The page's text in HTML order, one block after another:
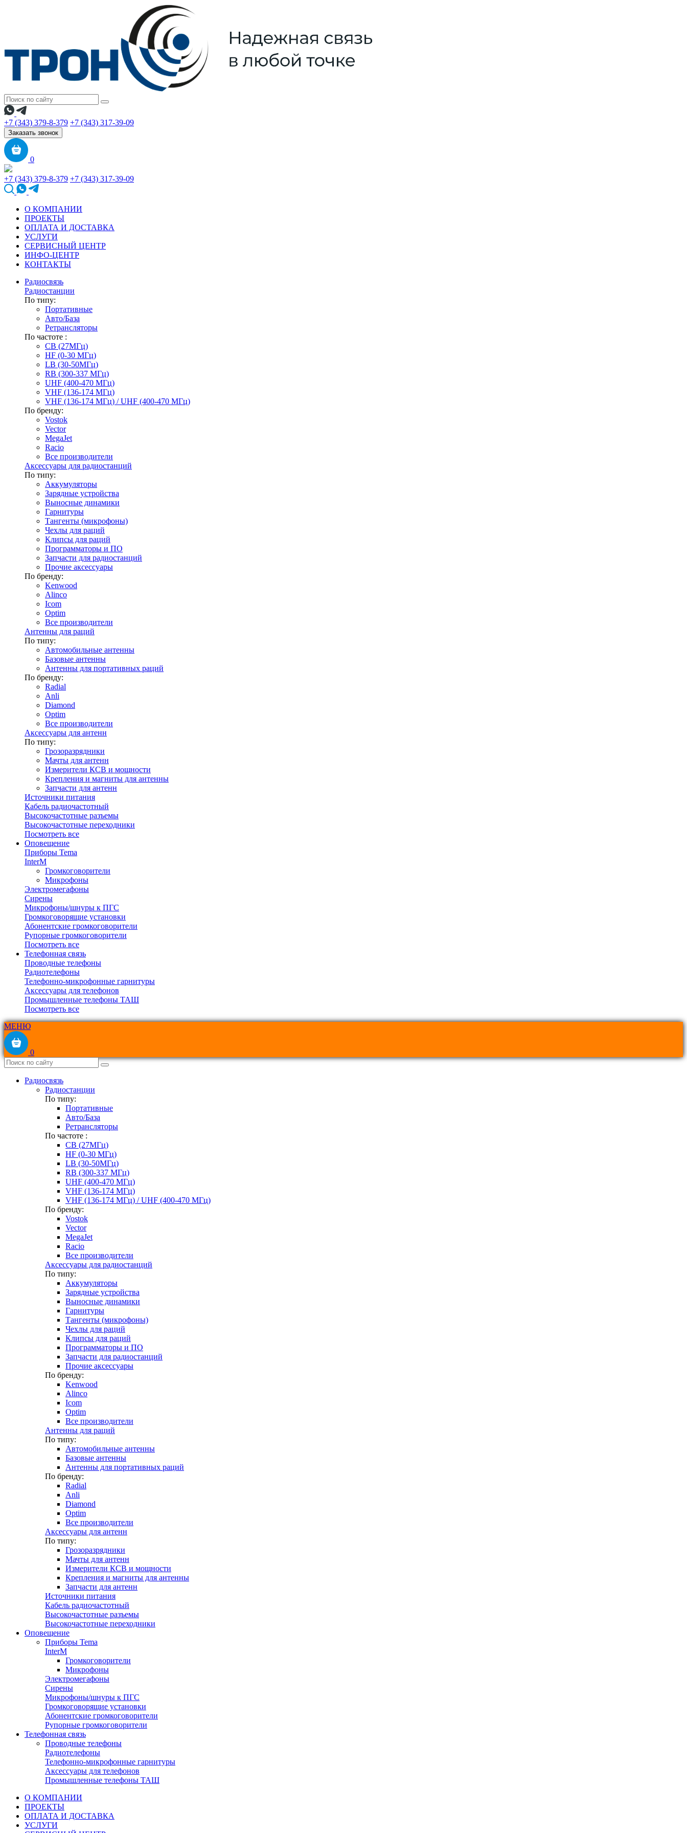
+7 (343) 379-8-379 +7 (343) 317-39-09
Заказать звонок
0
+7 (343) 379-8-379 +7 (343) 317-39-09
О КОМПАНИИ
ПРОЕКТЫ
ОПЛАТА И ДОСТАВКА
УСЛУГИ
СЕРВИСНЫЙ ЦЕНТР
ИНФО-ЦЕНТР
КОНТАКТЫ
Радиосвязь
Радиостанции
По типу:
Портативные
Авто/База
Ретрансляторы
По частоте :
CB (27МГц)
HF (0-30 МГц)
LB (30-50МГц)
RB (300-337 МГц)
UHF (400-470 МГц)
VHF (136-174 МГц)
VHF (136-174 МГц) / UHF (400-470 МГц)
По бренду:
Vostok
Vector
MegaJet
Racio
Все производители
Аксессуары для радиостанций
По типу:
Аккумуляторы
Зарядные устройства
Выносные динамики
Гарнитуры
Тангенты (микрофоны)
Чехлы для раций
Клипсы для раций
Программаторы и ПО
Запчасти для радиостанций
Прочие аксессуары
По бренду:
Kenwood
Alinco
Icom
Optim
Все производители
Антенны для раций
По типу:
Автомобильные антенны
Базовые антенны
Антенны для портативных раций
По бренду:
Radial
Anli
Diamond
Optim
Все производители
Аксессуары для антенн
По типу:
Грозоразрядники
Мачты для антенн
Измерители КСВ и мощности
Крепления и магниты для антенны
Запчасти для антенн
Источники питания
Кабель радиочастотный
Высокочастотные разъемы
Высокочастотные переходники
Посмотреть все
Оповещение
Приборы Tema
InterM
Громкоговорители
Микрофоны
Электромегафоны
Сирены
Микрофоны/шнуры к ПГС
Громкоговорящие установки
Абонентские громкоговорители
Рупорные громкоговорители
Посмотреть все
Телефонная связь
Проводные телефоны
Радиотелефоны
Телефонно-микрофонные гарнитуры
Аксессуары для телефонов
Промышленные телефоны ТАШ
Посмотреть все
МЕНЮ
0
Радиосвязь
Радиостанции
По типу:
Портативные
Авто/База
Ретрансляторы
По частоте :
CB (27МГц)
HF (0-30 МГц)
LB (30-50МГц)
RB (300-337 МГц)
UHF (400-470 МГц)
VHF (136-174 МГц)
VHF (136-174 МГц) / UHF (400-470 МГц)
По бренду:
Vostok
Vector
MegaJet
Racio
Все производители
Аксессуары для радиостанций
По типу:
Аккумуляторы
Зарядные устройства
Выносные динамики
Гарнитуры
Тангенты (микрофоны)
Чехлы для раций
Клипсы для раций
Программаторы и ПО
Запчасти для радиостанций
Прочие аксессуары
По бренду:
Kenwood
Alinco
Icom
Optim
Все производители
Антенны для раций
По типу:
Автомобильные антенны
Базовые антенны
Антенны для портативных раций
По бренду:
Radial
Anli
Diamond
Optim
Все производители
Аксессуары для антенн
По типу:
Грозоразрядники
Мачты для антенн
Измерители КСВ и мощности
Крепления и магниты для антенны
Запчасти для антенн
Источники питания
Кабель радиочастотный
Высокочастотные разъемы
Высокочастотные переходники
Оповещение
Приборы Tema
InterM
Громкоговорители
Микрофоны
Электромегафоны
Сирены
Микрофоны/шнуры к ПГС
Громкоговорящие установки
Абонентские громкоговорители
Рупорные громкоговорители
Телефонная связь
Проводные телефоны
Радиотелефоны
Телефонно-микрофонные гарнитуры
Аксессуары для телефонов
Промышленные телефоны ТАШ
О КОМПАНИИ
ПРОЕКТЫ
ОПЛАТА И ДОСТАВКА
УСЛУГИ